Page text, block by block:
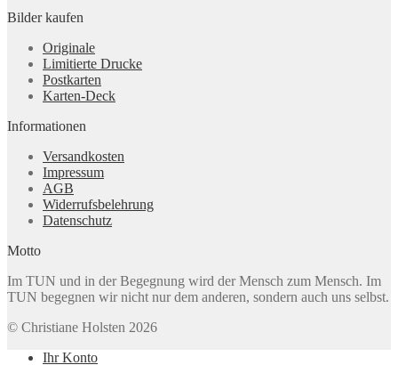
Bilder kaufen
Originale
Limitierte Drucke
Postkarten
Karten-Deck
Informationen
Versandkosten
Impressum
AGB
Widerrufsbelehrung
Datenschutz
Motto
Im TUN und in der Begegnung wird der Mensch zum Mensch. Im
TUN begegnen wir nicht nur dem anderen, sondern auch uns selbst.
© Christiane Holsten 2026
Ihr Konto